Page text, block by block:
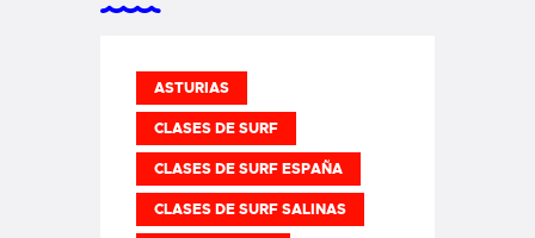
ASTURIAS
CLASES DE SURF
CLASES DE SURF ESPAÑA
CLASES DE SURF SALINAS